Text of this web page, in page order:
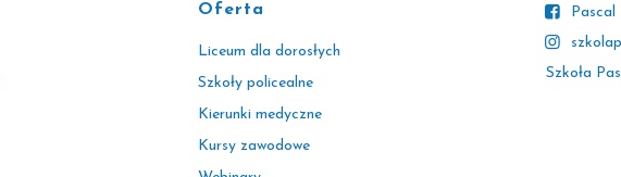
Oferta
Liceum dla dorosłych
Szkoły policealne
Kierunki medyczne
Kursy zawodowe
Pascal
Szkoła